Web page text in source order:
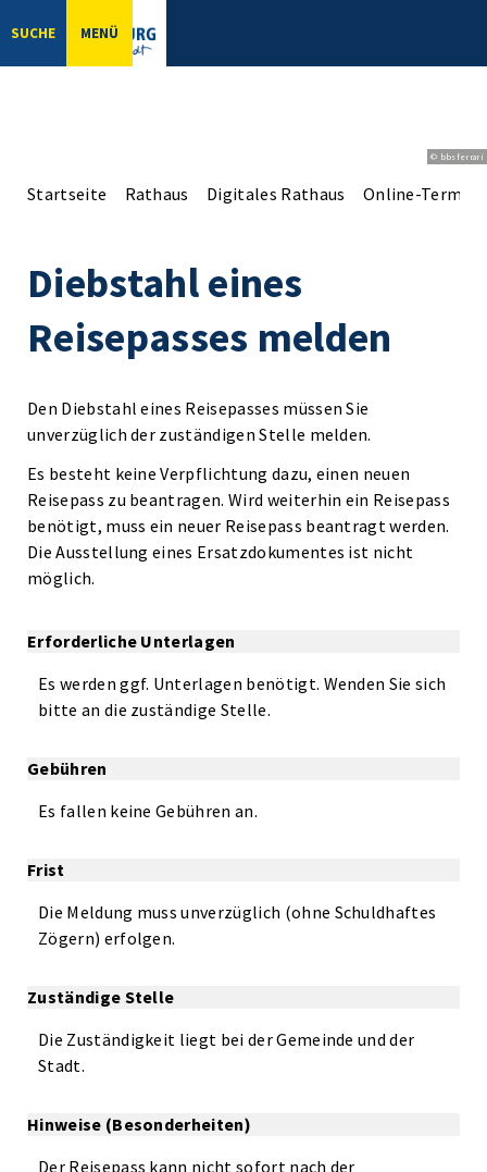
SUCHE MENÜ
© bbsferrari
Startseite Rathaus Digitales Rathaus Online-
Diebstahl eines
Reisepasses melden
Den Diebstahl eines Reisepasses müssen Sie
unverzüglich der zuständigen Stelle melden.
Es besteht keine Verpflichtung dazu, einen neuen
Reisepass zu beantragen. Wird weiterhin ein Reisepass
benötigt, muss ein neuer Reisepass beantragt werden.
Die Ausstellung eines Ersatzdokumentes ist nicht
möglich.
Erforderliche Unterlagen
Es werden ggf. Unterlagen benötigt. Wenden Sie sich
bitte an die zuständige Stelle.
Gebühren
Es fallen keine Gebühren an.
Frist
Die Meldung muss unverzüglich (ohne Schuldhaftes
Zögern) erfolgen.
Zuständige Stelle
Die Zuständigkeit liegt bei der Gemeinde und der
Stadt.
Hinweise (Besonderheiten)
Der Reisepass kann nicht sofort nach der